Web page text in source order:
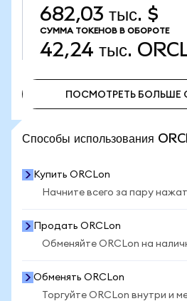
682,03 тыс. $
СУММА ТОКЕНОВ В ОБОРОТЕ
42,24 тыс.
ПОСМОТРЕТЬ БОЛЬШЕ
Способы использования
Купить ORCLon
Начните всего за пару
Продать ORCLon
Обменяйте ORCLon на
Обменять ORCLon
Торгуйте ORCLon внутри и